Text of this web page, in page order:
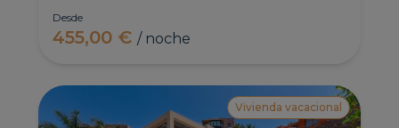
Desde
455,00 €/ noche
Vivienda vacacional